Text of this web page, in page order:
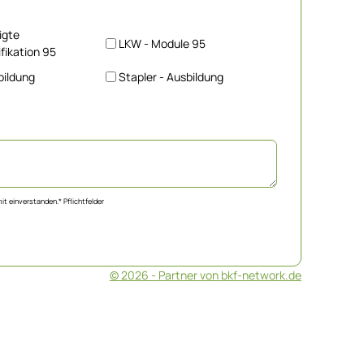
95
LKW - Module 95
Stapler - Ausbildung
einverstanden.* Pflichtfelder
© 2026 - Partner von bkf-network.de